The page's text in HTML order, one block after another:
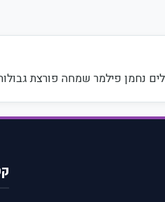
נחמן פילמר שמחה פורצת